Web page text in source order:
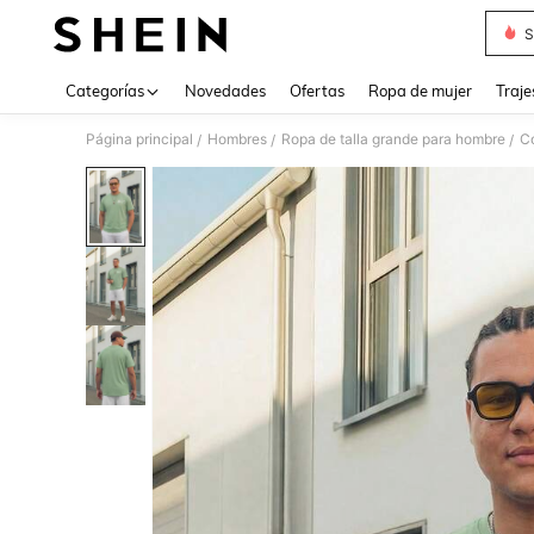
Categorías Novedades Ofertas Ropa de mujer
Página principal / Hombres / Ropa de talla grande para hombre /